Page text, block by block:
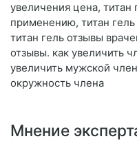
увеличения цена,
применению, титан
титан гель отзывы
отзывы. как увеличить
увеличить мужской
окружность члена
Мнение